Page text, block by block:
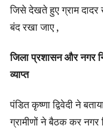
जिसे देखते हुए ग्राम दादर
बंद रखा जाए ,
जिला प्रशासन और नगर
व्याप्त
पंडित कृष्णा द्विवेदी ने
ग्रामीणों ने बैठक कर नगर